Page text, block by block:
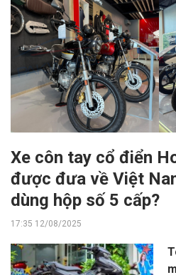
Xe côn tay cổ điển
được đưa về Việt
dùng hộp số 5 cấp?
17:35 12/08/2025